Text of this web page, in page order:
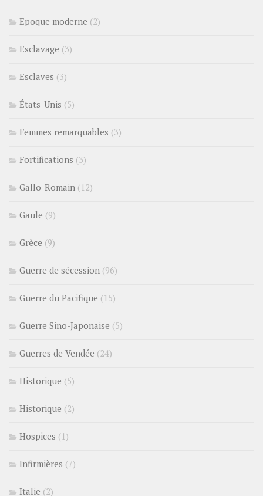
Epoque moderne (2)
Esclavage (3)
Esclaves (3)
États-Unis (5)
Femmes remarquables (3)
Fortifications (3)
Gallo-Romain (12)
Gaule (9)
Grèce (9)
Guerre de sécession (96)
Guerre du Pacifique (15)
Guerre Sino-Japonaise (5)
Guerres de Vendée (24)
Historique (5)
Historique (2)
Hospices (1)
Infirmières (7)
Italie (2)